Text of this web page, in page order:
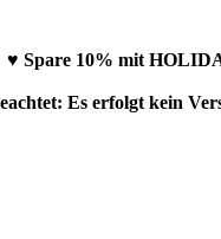
♥ Spare 10% mit
Es erfolgt kein